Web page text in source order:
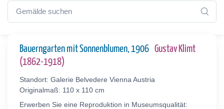
Bauerngarten mit Sonnenblumen, 1906 Gustav Klimt
(1862-1918)
Standort: Galerie Belvedere Vienna Austria
Originalmaß: 110 x 110 cm
Erwerben Sie eine Reproduktion in Museumsqualität: